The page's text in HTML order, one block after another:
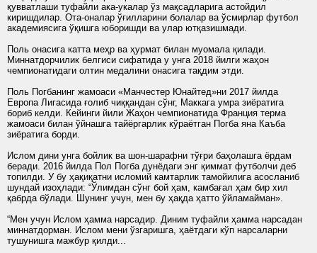
қувватлаши туфайли ака-укалар ўз мақсадларига астойдил
киришдилар. Ота-оналар ўғилларини болалар ва ўсмирлар футбол
академиясига ўқишга юборишди ва улар ютқазишмади.
Поль онасига катта меҳр ва ҳурмат билан муомала қилади.
Миннатдорчилик белгиси сифатида у унга 2018 йилги жаҳон
чемпионатидаги олтин медалини онасига тақдим этди.
Поль Погбанинг жамоаси «Манчестер Юнайтед»ни 2017 йилда
Европа Лигасида ғолиб чиққандан сўнг, Маккага умра зиёратига
бориб келди. Кейинги йили Жаҳон чемпионатида Франция терма
жамоаси билан ўйнашга тайёргарлик кўраётган Погба яна Каъба
зиёратига борди.
Ислом дини унга бойлик ва шон-шарафни тўғри баҳолашга ёрдам
беради. 2016 йилда Пол Погба дунёдаги энг қиммат футболчи деб
топилди. У бу ҳақиқатни исломий камтарлик тамойилига асосланиб
шундай изоҳлади: “Ўлимдан сўнг бой ҳам, камбағал ҳам бир хил
қабрда бўлади. Шунинг учун, мен бу ҳақда ҳатто ўйламайман».
“Мен учун Ислом ҳамма нарсадир. Диним туфайли ҳамма нарсадан
миннатдорман. Ислом мени ўзгаришга, ҳаётдаги кўп нарсаларни
тушунишга мажбур қилди...